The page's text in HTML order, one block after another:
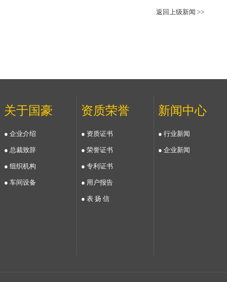
返回上级新闻 >>
关于国豪
● 企业介绍
● 总裁致辞
● 组织机构
● 车间设备
资质荣誉
● 资质证书
● 荣誉证书
● 专利证书
● 用户报告
● 表 扬 信
新闻中心
● 行业新闻
● 企业新闻